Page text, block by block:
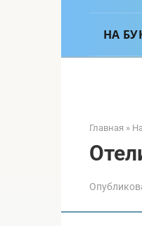
НА
Главная »